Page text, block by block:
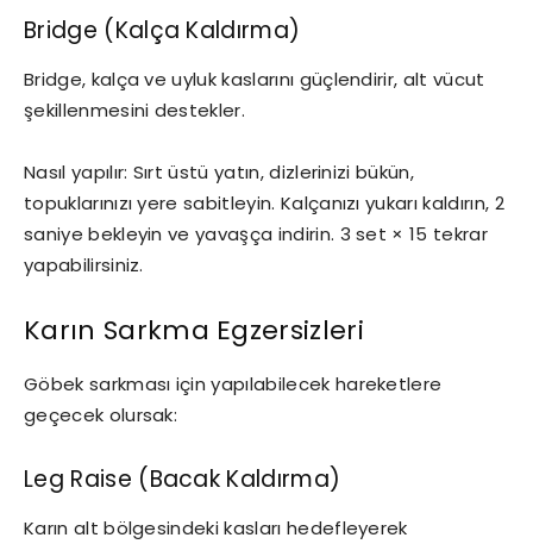
Bridge (Kalça Kaldırma)
Bridge, kalça ve uyluk kaslarını güçlendirir, alt vücut
şekillenmesini destekler.
Nasıl yapılır: Sırt üstü yatın, dizlerinizi bükün,
topuklarınızı yere sabitleyin. Kalçanızı yukarı kaldırın, 2
saniye bekleyin ve yavaşça indirin. 3 set × 15 tekrar
yapabilirsiniz.
Karın Sarkma Egzersizleri
Göbek sarkması için yapılabilecek hareketlere
geçecek olursak:
Leg Raise (Bacak Kaldırma)
Karın alt bölgesindeki kasları hedefleyerek